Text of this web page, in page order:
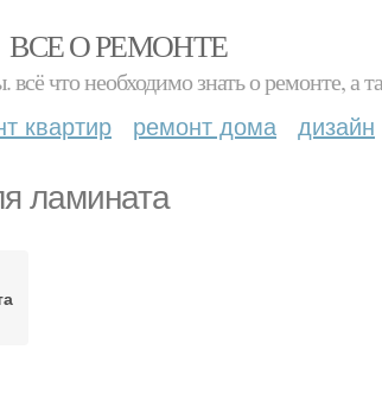
ВСЕ О РЕМОНТЕ
всё что необходимо знать о ремонте,
квартир ремонт дома дизайн
ламината